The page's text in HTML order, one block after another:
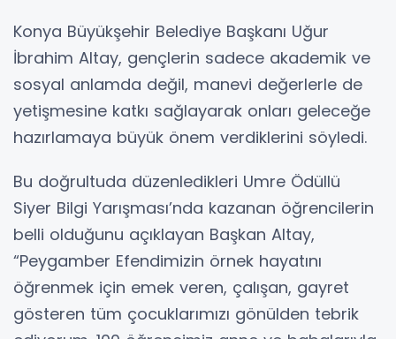
Konya Büyükşehir Belediye Başkanı Uğur
İbrahim Altay, gençlerin sadece akademik ve
sosyal anlamda değil, manevi değerlerle de
yetişmesine katkı sağlayarak onları geleceğe
hazırlamaya büyük önem verdiklerini söyledi.
Bu doğrultuda düzenledikleri Umre Ödüllü
Siyer Bilgi Yarışması’nda kazanan öğrencilerin
belli olduğunu açıklayan Başkan Altay,
“Peygamber Efendimizin örnek hayatını
öğrenmek için emek veren, çalışan, gayret
gösteren tüm çocuklarımızı gönülden tebrik